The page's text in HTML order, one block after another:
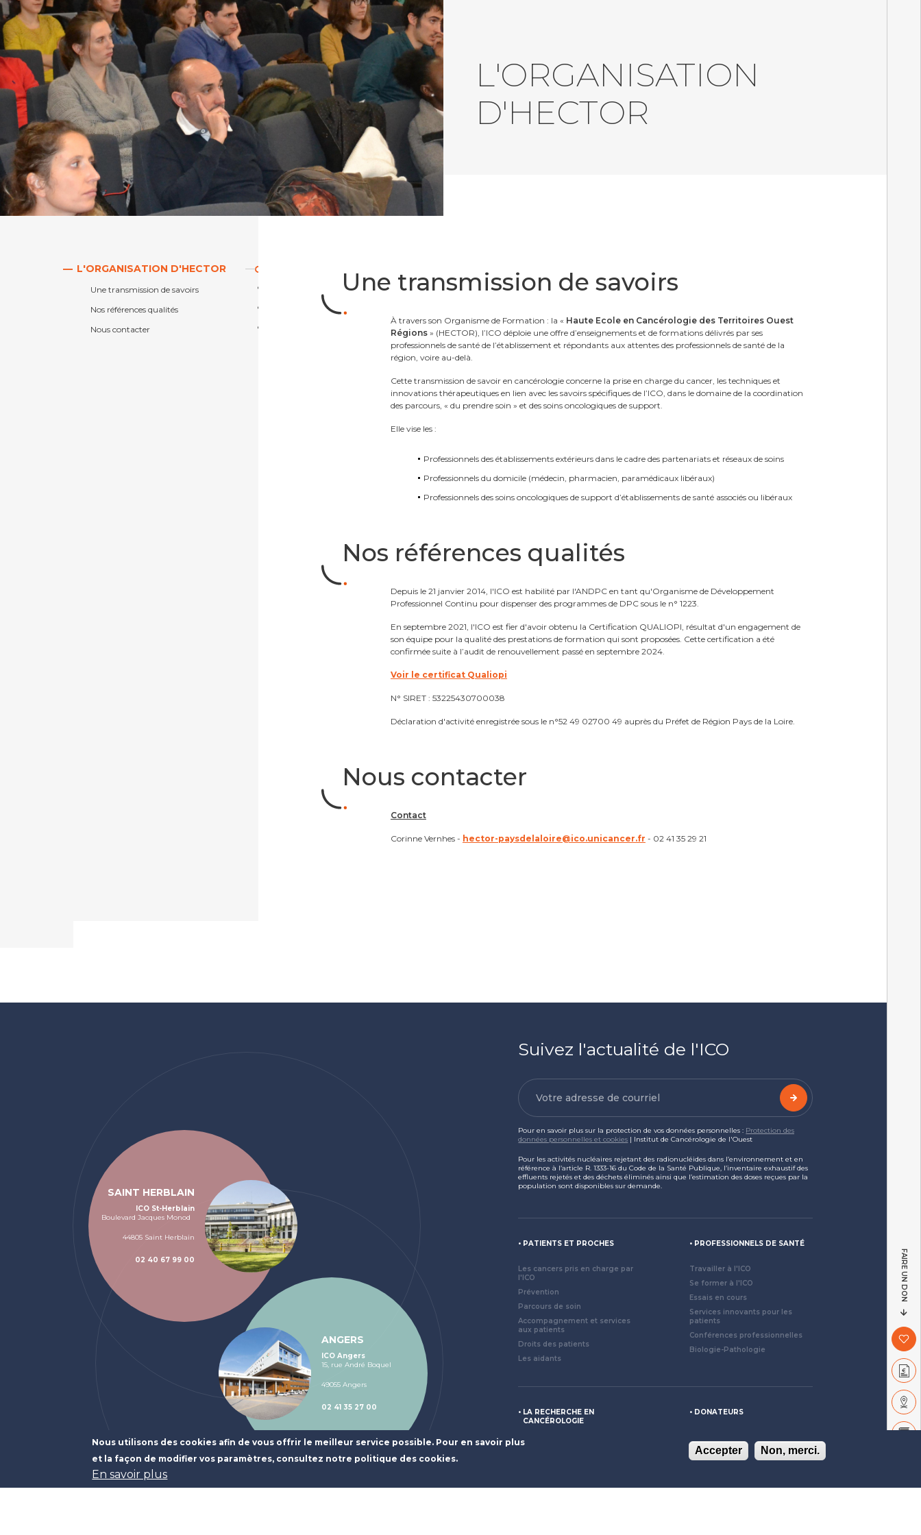
L'ORGANISATION
D'HECTOR
L'ORGANISATION D'HECTOR
Une transmission de savoirs
Nos références qualités
Nous contacter
Liste
des
blocs
Une transmission de savoirs
Texte
À travers son Organisme de Formation : la « Haute Ecole en Cancérologie des Territoires Ouest
Régions» (HECTOR), l’ICO déploie une offre d’enseignements et de formations délivrés par ses
professionnels de santé de l’établissement et répondants aux attentes des professionnels de santé de la
région, voire au-delà.
Cette transmission de savoir en cancérologie concerne la prise en charge du cancer, les techniques et
innovations thérapeutiques en lien avec les savoirs spécifiques de l’ICO, dans le domaine de la coordination
des parcours, « du prendre soin » et des soins oncologiques de support.
Elle vise les :
Professionnels des établissements extérieurs dans le cadre des partenariats et réseaux de soins
Professionnels du domicile (médecin, pharmacien, paramédicaux libéraux)
Professionnels des soins oncologiques de support d’établissements de santé associés ou libéraux
Nos références qualités
Texte
Depuis le 21 janvier 2014, l'ICO est habilité par l'ANDPC en tant qu'Organisme de Développement
Professionnel Continu pour dispenser des programmes de DPC sous le n° 1223.
En septembre 2021, l'ICO est fier d'avoir obtenu la Certification QUALIOPI, résultat d'un engagement de
son équipe pour la qualité des prestations de formation qui sont proposées. Cette certification a été
confirmée suite à l’audit de renouvellement passé en septembre 2024.
Voir le certificat Qualiopi
N° SIRET : 53225430700038
Déclaration d'activité enregistrée sous le n°52 49 02700 49 auprès du Préfet de Région Pays de la Loire.
Nous contacter
Texte
Contact
Corinne Vernhes - hector-paysdelaloire@ico.unicancer.fr - 02 41 35 29 21
SAINT HERBLAIN
ICO St-Herblain
Boulevard Jacques Monod
44805 Saint Herblain
02 40 67 99 00
ANGERS
ICO Angers
15, rue André Boquel
49055 Angers
02 41 35 27 00
Suivez l'actualité de l'ICO
Pour en savoir plus sur la protection de vos données personnelles : Protection des
données personnelles et cookies | Institut de Cancérologie de l'Ouest
Pour les activités nucléaires rejetant des radionucléides dans l’environnement et en
référence à l’article R. 1333-16 du Code de la Santé Publique, l’inventaire exhaustif des
effluents rejetés et des déchets éliminés ainsi que l’estimation des doses reçues par la
population sont disponibles sur demande.
principale
PATIENTS ET PROCHES
Les cancers pris en charge par
l'ICO
Prévention
Parcours de soin
Accompagnement et services
aux patients
Droits des patients
Les aidants
PROFESSIONNELS DE SANTÉ
Travailler à l'ICO
Se former à l'ICO
Essais en cours
Services innovants pour les
patients
Conférences professionnelles
Biologie-Pathologie
LA RECHERCHE EN
CANCÉROLOGIE
La recherche contre le cancer
Nos publications
DONATEURS
FAIRE UN DON
Nous utilisons des cookies afin de vous offrir le meilleur service possible. Pour en savoir plus
et la façon de modifier vos paramètres, consultez notre politique des cookies.
En savoir plus
Accepter Non, merci.